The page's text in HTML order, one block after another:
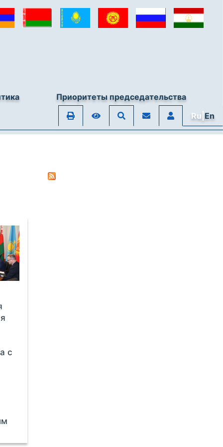
Приоритеты председательства
Ru|En
с